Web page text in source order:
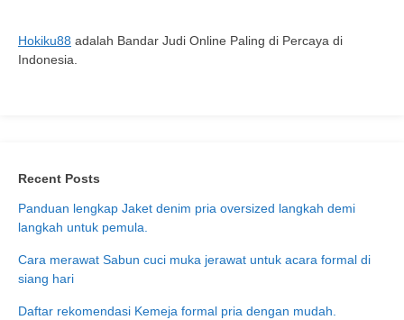
Hokiku88 adalah Bandar Judi Online Paling di Percaya di
Indonesia.
Recent Posts
Panduan lengkap Jaket denim pria oversized langkah demi
langkah untuk pemula.
Cara merawat Sabun cuci muka jerawat untuk acara formal di
siang hari
Daftar rekomendasi Kemeja formal pria dengan mudah.